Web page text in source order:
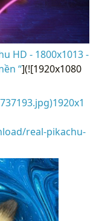
HD - 1800x1013 -
“](![1920x1080
real-pikachu-